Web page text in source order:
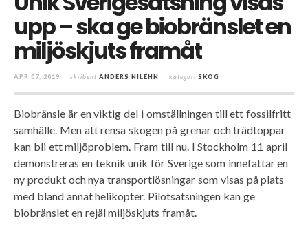
upp – ska ge biobränslet en
miljöskjuts framåt
APR 07, 2019 skribent ANDERS NILÉHN kategori SKOG
Biobränsle är en viktig del i omställningen till ett fossilfritt
samhälle. Men att rensa skogen på grenar och trädtoppar
kan bli ett miljöproblem. Fram till nu. I Stockholm 11 april
demonstreras en teknik unik för Sverige som innefattar en
ny produkt och nya transportlösningar som visas på plats
med bland annat helikopter. Pilotsatsningen kan ge
biobränslet en rejäl miljöskjuts framåt.